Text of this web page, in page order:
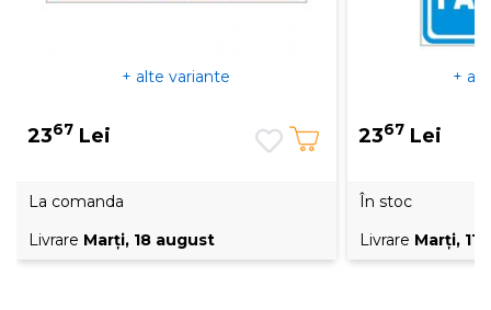
+ alte variante
2367 Lei
La comanda
Livrare Marţi, 18 august
+
2367 Lei
În stoc
Livrare Marţi, 11